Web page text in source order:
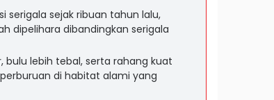
serigala sejak ribuan tahun lalu,
dipelihara dibandingkan serigala
bulu lebih tebal, serta rahang kuat
di habitat alami yang